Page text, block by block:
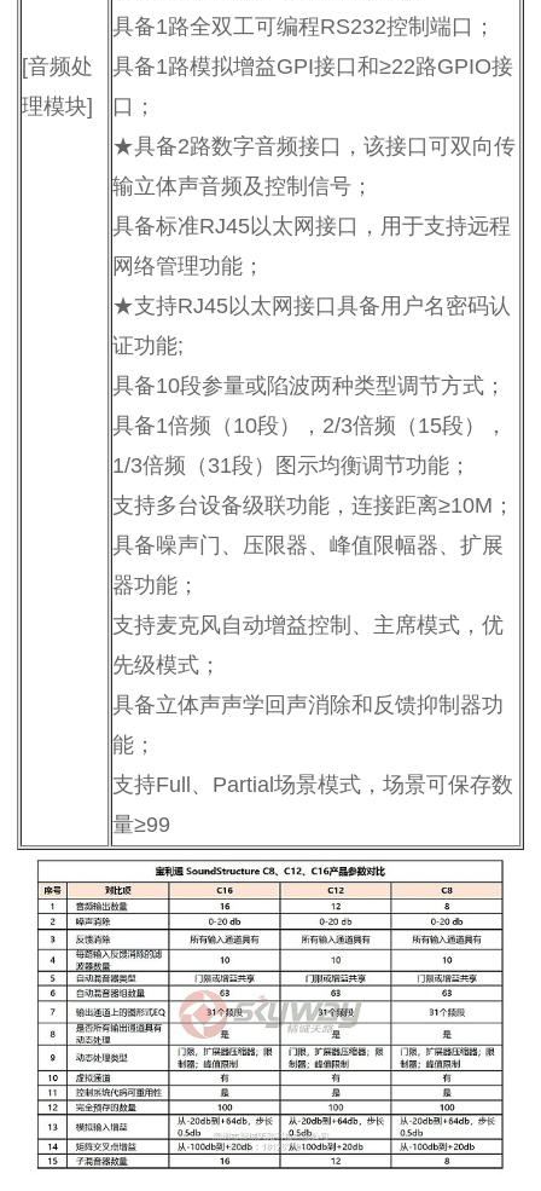
[音频处
理模块]
具备1路全双工可编程RS232控制端口；
具备1路模拟增益GPI接口和≥22路GPIO接
口；
★具备2路数字音频接口，该接口可双向传
输立体声音频及控制信号；
具备标准RJ45以太网接口，用于支持远程
网络管理功能；
★支持RJ45以太网接口具备用户名密码认
证功能;
具备10段参量或陷波两种类型调节方式；
具备1倍频（10段），2/3倍频（15段），
1/3倍频（31段）图示均衡调节功能；
支持多台设备级联功能，连接距离≥10M；
具备噪声门、压限器、峰值限幅器、扩展
器功能；
支持麦克风自动增益控制、主席模式，优
先级模式；
具备立体声声学回声消除和反馈抑制器功
能；
支持Full、Partial场景模式，场景可保存数
量≥99